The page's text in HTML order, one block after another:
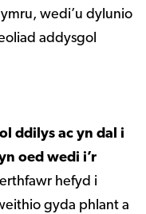
wedi’u dylunio
addysgol
ddilys ac yn dal i
oed wedi i’r
hefyd i
gyda phlant a